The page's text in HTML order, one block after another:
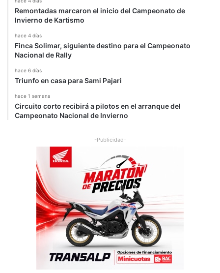
Remontadas marcaron el inicio del Campeonato de
Invierno de Kartismo
hace 4 días
Finca Solimar, siguiente destino para el Campeonato
Nacional de Rally
hace 6 días
Triunfo en casa para Sami Pajari
hace 1 semana
Circuito corto recibirá a pilotos en el arranque del
Campeonato Nacional de Invierno
-Publicidad-